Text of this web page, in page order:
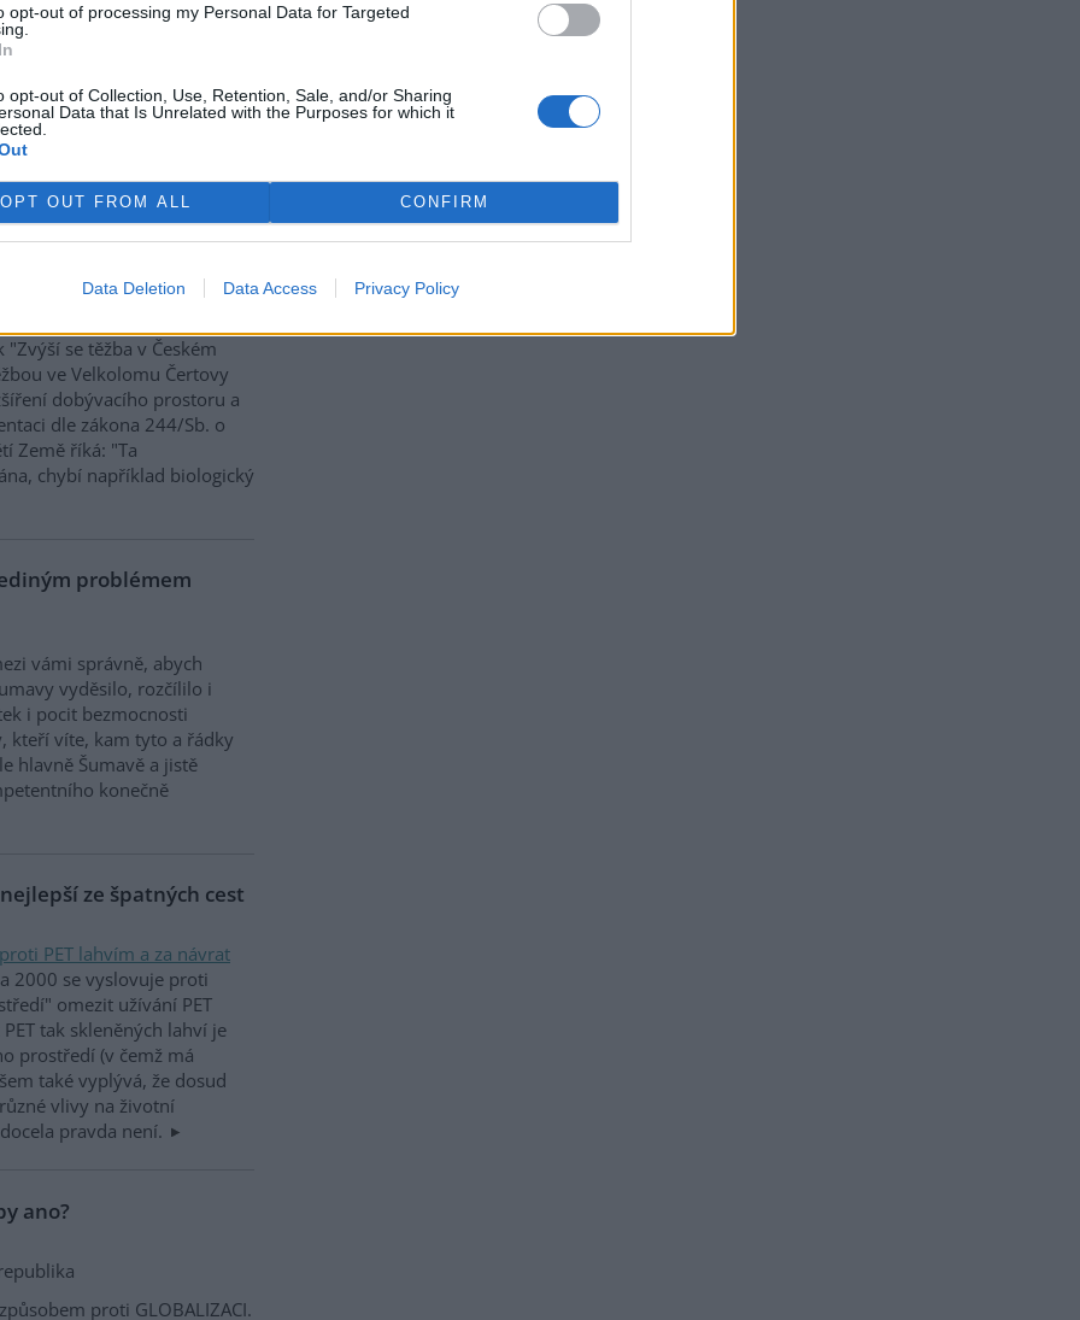
opt-out of processing my Personal Data for Targeted
opt-out of Collection, Use, Retention, Sale, and/or Sharing
Data that Is Unrelated with the Purposes for which it
OPT OUT FROM ALL CONFIRM
Data Deletion Data Access Privacy Policy
zástupce firmy
EIA na Velkolom
záměr těžaře navýšit
nevěděl, žeAgentura
Ekoauditu
nesouhlas s navýšením
"Zvýší se těžba v
se těžba v Českém
ve Velkolomu Čertovy
dobývacího prostoru a
dle zákona 244/Sb. o
Země říká: "Ta
chybí například biologický
problémem
vámi správně, abych
vyděsilo, rozčílilo i
i pocit bezmocnosti
kteří víte, kam tyto a řádky
hlavně Šumavě a jistě
konečně
ze špatných cest
PET lahvím a za návrat
2000 se vyslovuje proti
omezit užívání PET
tak skleněných lahví je
prostředí (v čemž má
také vyplývá, že dosud
vlivy na životní
pravda není.
ano?
proti GLOBALIZACI.